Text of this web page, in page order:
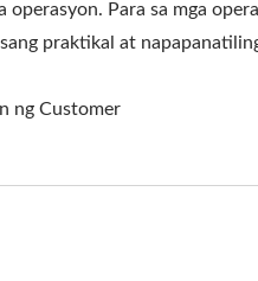
operasyon. Para sa mga
praktikal at
ng Customer